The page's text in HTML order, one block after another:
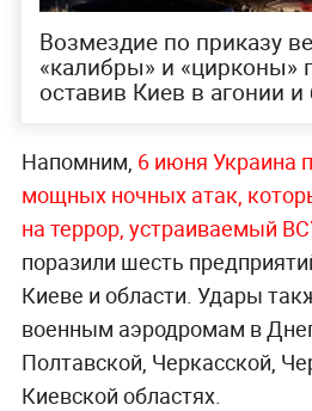
Возмездие по приказу
«калибры» и
оставив Киев в агонии и
Напомним, 6 июня Украина
мощных ночных атак,
на террор, устраиваемый
поразили шесть
Киеве и области. Удары
военным аэродромам в
Полтавской, Черкасской,
Киевской областях.